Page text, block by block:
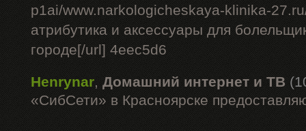
p1ai/www.narkologicheskaya-klinika-
атрибутика и аксессуары для
городе[/url] 4eec5d6
Henrynar,Домашний интернет и ТВ
«СибСети» в Красноярске